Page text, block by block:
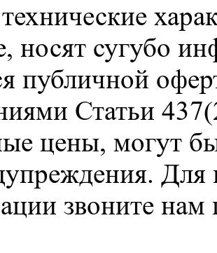
носят сугубо
публичной
Статьи
цены, могут
звоните